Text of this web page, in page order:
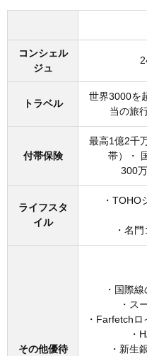
コンシェル
ジュ
トラベル
世界3000を
当の旅
付帯保険
最高1億2千
帯）・
300
ライフスタ
イル
・TOHO
・名
その他優待
・国際
・ス
・Farfetch
・
・新生